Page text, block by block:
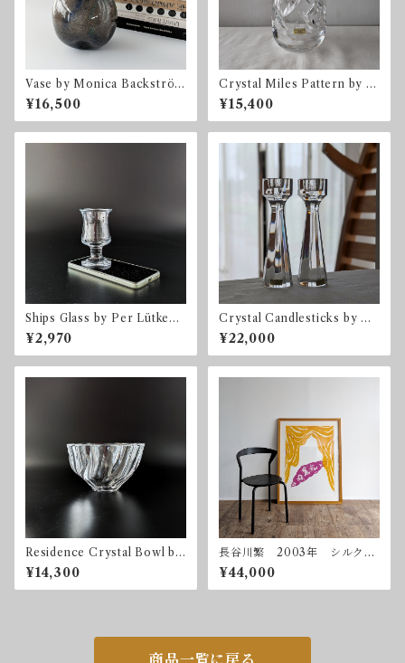
Vase by Monica Backström
for Kosta Boda コスタ・ボ
ダ スウェーデン
¥16,500
Crystal Miles Pattern by G
öran Wärff for Kosta Boda
Sweden 1996
¥15,400
Ships Glass by Per Lütken f
or Holmegaard ホルムガー
ド デンマーク ヴィンテー
ジ
¥2,970
Crystal Candlesticks by Be
ngt Edenfalk for Kosta Bo
da
¥22,000
Residence Crystal Bowl by
Olle Alberius for Orrefors
¥14,300
長谷川繁 2003年 シルクス
クリーン 額付属
¥44,000
商品一覧に戻る